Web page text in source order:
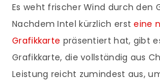
Es weht frischer Wind durch den
Nachdem Intel kürzlich ersteine
Grafikkarte präsentiert hat, gibt
Grafikkarte, die vollständig aus
Leistung reicht zumindest aus,